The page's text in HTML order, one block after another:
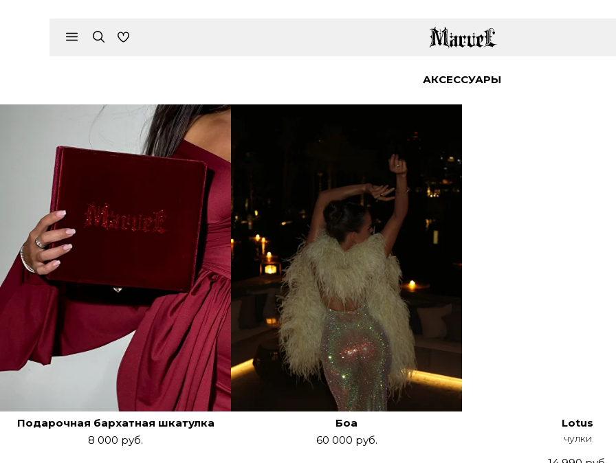
АКСЕССУАРЫ
Подарочная бархатная шкатулка
8 000 руб.
Боа
60 000 руб.
Lotus
чулки